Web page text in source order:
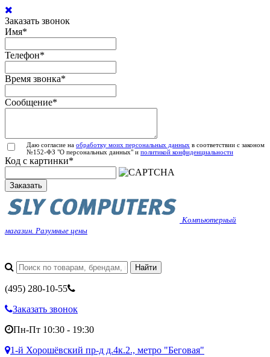
Заказать звонок
Имя*
Телефон*
Время звонка*
Сообщение*
Даю согласие на обработку моих персональных данных в соответствии с законом
№152-ФЗ "О персональных данных" и политикой конфиденциальности
Код с картинки*
Заказать
Компьютерный
магазин. Разумные цены
(495) 280-10-55
Заказать звонок
Пн-Пт 10:30 - 19:30
1-й Хорошёвский пр-д д.4к.2., метро "Беговая"